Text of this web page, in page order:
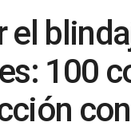
el
100